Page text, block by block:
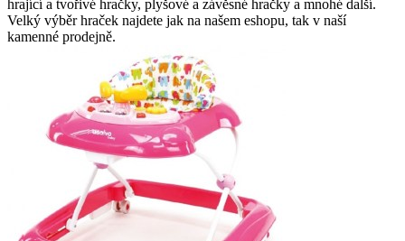
hrající a tvořivé hračky, plyšové a závěsné hračky a mnohé další.
Velký výběr hraček najdete jak na našem eshopu, tak v naší
kamenné prodejně.